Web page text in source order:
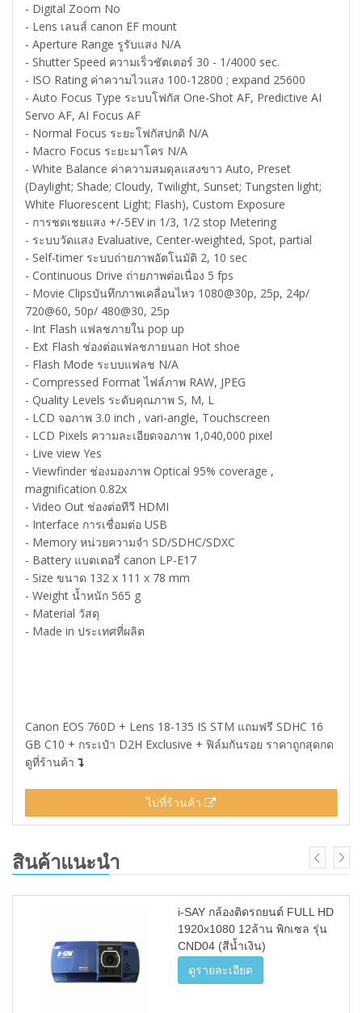
- Digital Zoom No
- Lens เลนส์ canon EF mount
- Aperture Range รูรับแสง N/A
- Shutter Speed ความเร็วชัตเตอร์ 30 - 1/4000 sec.
- ISO Rating ค่าความไวแสง 100-12800 ; expand 25600
- Auto Focus Type ระบบโฟกัส One-Shot AF, Predictive AI
Servo AF, AI Focus AF
- Normal Focus ระยะโฟกัสปกติ N/A
- Macro Focus ระยะมาโคร N/A
- White Balance ค่าความสมดุลแสงขาว Auto, Preset
(Daylight; Shade; Cloudy, Twilight, Sunset; Tungsten light;
White Fluorescent Light; Flash), Custom Exposure
- การชดเชยแสง +/-5EV in 1/3, 1/2 stop Metering
- ระบบวัดแสง Evaluative, Center-weighted, Spot, partial
- Self-timer ระบบถ่ายภาพอัตโนมัติ 2, 10 sec
- Continuous Drive ถ่ายภาพต่อเนื่อง 5 fps
- Movie Clipsบันทึกภาพเคลื่อนไหว 1080@30p, 25p, 24p/
720@60, 50p/ 480@30, 25p
- Int Flash แฟลชภายใน pop up
- Ext Flash ช่องต่อแฟลชภายนอก Hot shoe
- Flash Mode ระบบแฟลช N/A
- Compressed Format ไฟล์ภาพ RAW, JPEG
- Quality Levels ระดับคุณภาพ S, M, L
- LCD จอภาพ 3.0 inch , vari-angle, Touchscreen
- LCD Pixels ความละเอียดจอภาพ 1,040,000 pixel
- Live view Yes
- Viewfinder ช่องมองภาพ Optical 95% coverage ,
magnification 0.82x
- Video Out ช่องต่อทีวี HDMI
- Interface การเชื่อมต่อ USB
- Memory หน่วยความจำ SD/SDHC/SDXC
- Battery แบตเตอรี่ canon LP-E17
- Size ขนาด 132 x 111 x 78 mm
- Weight น้ำหนัก 565 g
- Material วัสดุ
- Made in ประเทศที่ผลิต
Canon EOS 760D + Lens 18-135 IS STM แถมฟรี SDHC 16
GB C10 + กระเป๋า D2H Exclusive + ฟิล์มกันรอย ราคาถูกสุดกด
ดูที่ร้านค้า
ไปที่ร้านค้า
สินค้าแนะนำ
i-SAY กล้องติดรถยนต์ FULL HD
1920x1080 12ล้าน พิกเซล รุ่น
CND04 (สีน้ำเงิน)
ดูรายละเอียด